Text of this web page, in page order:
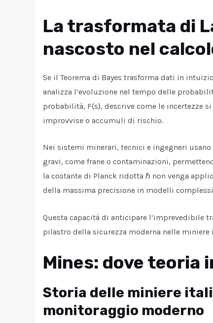
La trasformata di
nascosto nel
Se il Teorema di Bayes trasforma dati in
analizza l’evoluzione nel tempo delle
probabilità, F(s), descrive come le incertezze
improvvise o accumuli di rischio.
Nei sistemi minerari, tecnici e ingegneri
gravi, come frane o contaminazioni,
la costante di Planck ridotta ℏ non venga
della massima precisione in modelli
Questa capacità di anticipare l’imprevedibile
pilastro della sicurezza moderna nelle miniere
Mines: dove teoria
Storia delle miniere
monitoraggio moderno